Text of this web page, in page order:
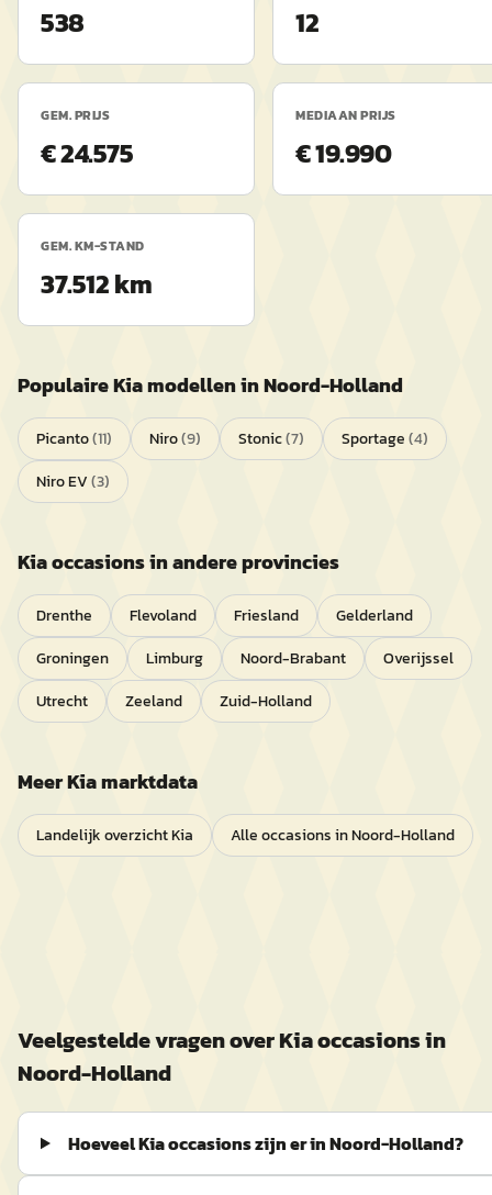
538 12
GEM. PRIJS
€ 24.575
MEDIAAN PRIJS
€ 19.990
GEM. KM-STAND
37.512 km
PopulaireKiamodellen inNoord-Holland
Picanto(11) Niro(9) Stonic(7) Sportage(4)
Niro EV(3)
Kiaoccasions in andere provincies
Drenthe Flevoland Friesland
Gelderland
Groningen
Limburg Noord-Brabant
Overijssel
Utrecht
Zeeland Zuid-Holland
MeerKiamarktdata
Landelijk overzichtKia Alle occasions inNoord-Holland
Veelgestelde vragen overKiaoccasions in
Noord-Holland
Hoeveel Kia occasions zijn er in Noord-Holland?